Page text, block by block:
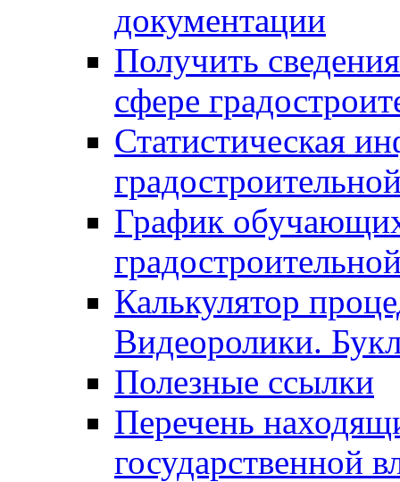
документации
Получить
сфере
Статистическая
График
Калькулятор
Видеоролики.
Полезные ссылки
Перечень
государственной